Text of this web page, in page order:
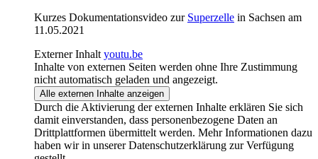
Kurzes Dokumentationsvideo zur Superzelle in Sachsen am
11.05.2021
Externer Inhalt youtu.be
Inhalte von externen Seiten werden ohne Ihre Zustimmung
nicht automatisch geladen und angezeigt.
Alle externen Inhalte anzeigen
Durch die Aktivierung der externen Inhalte erklären Sie sich
damit einverstanden, dass personenbezogene Daten an
Drittplattformen übermittelt werden. Mehr Informationen dazu
haben wir in unserer Datenschutzerklärung zur Verfügung